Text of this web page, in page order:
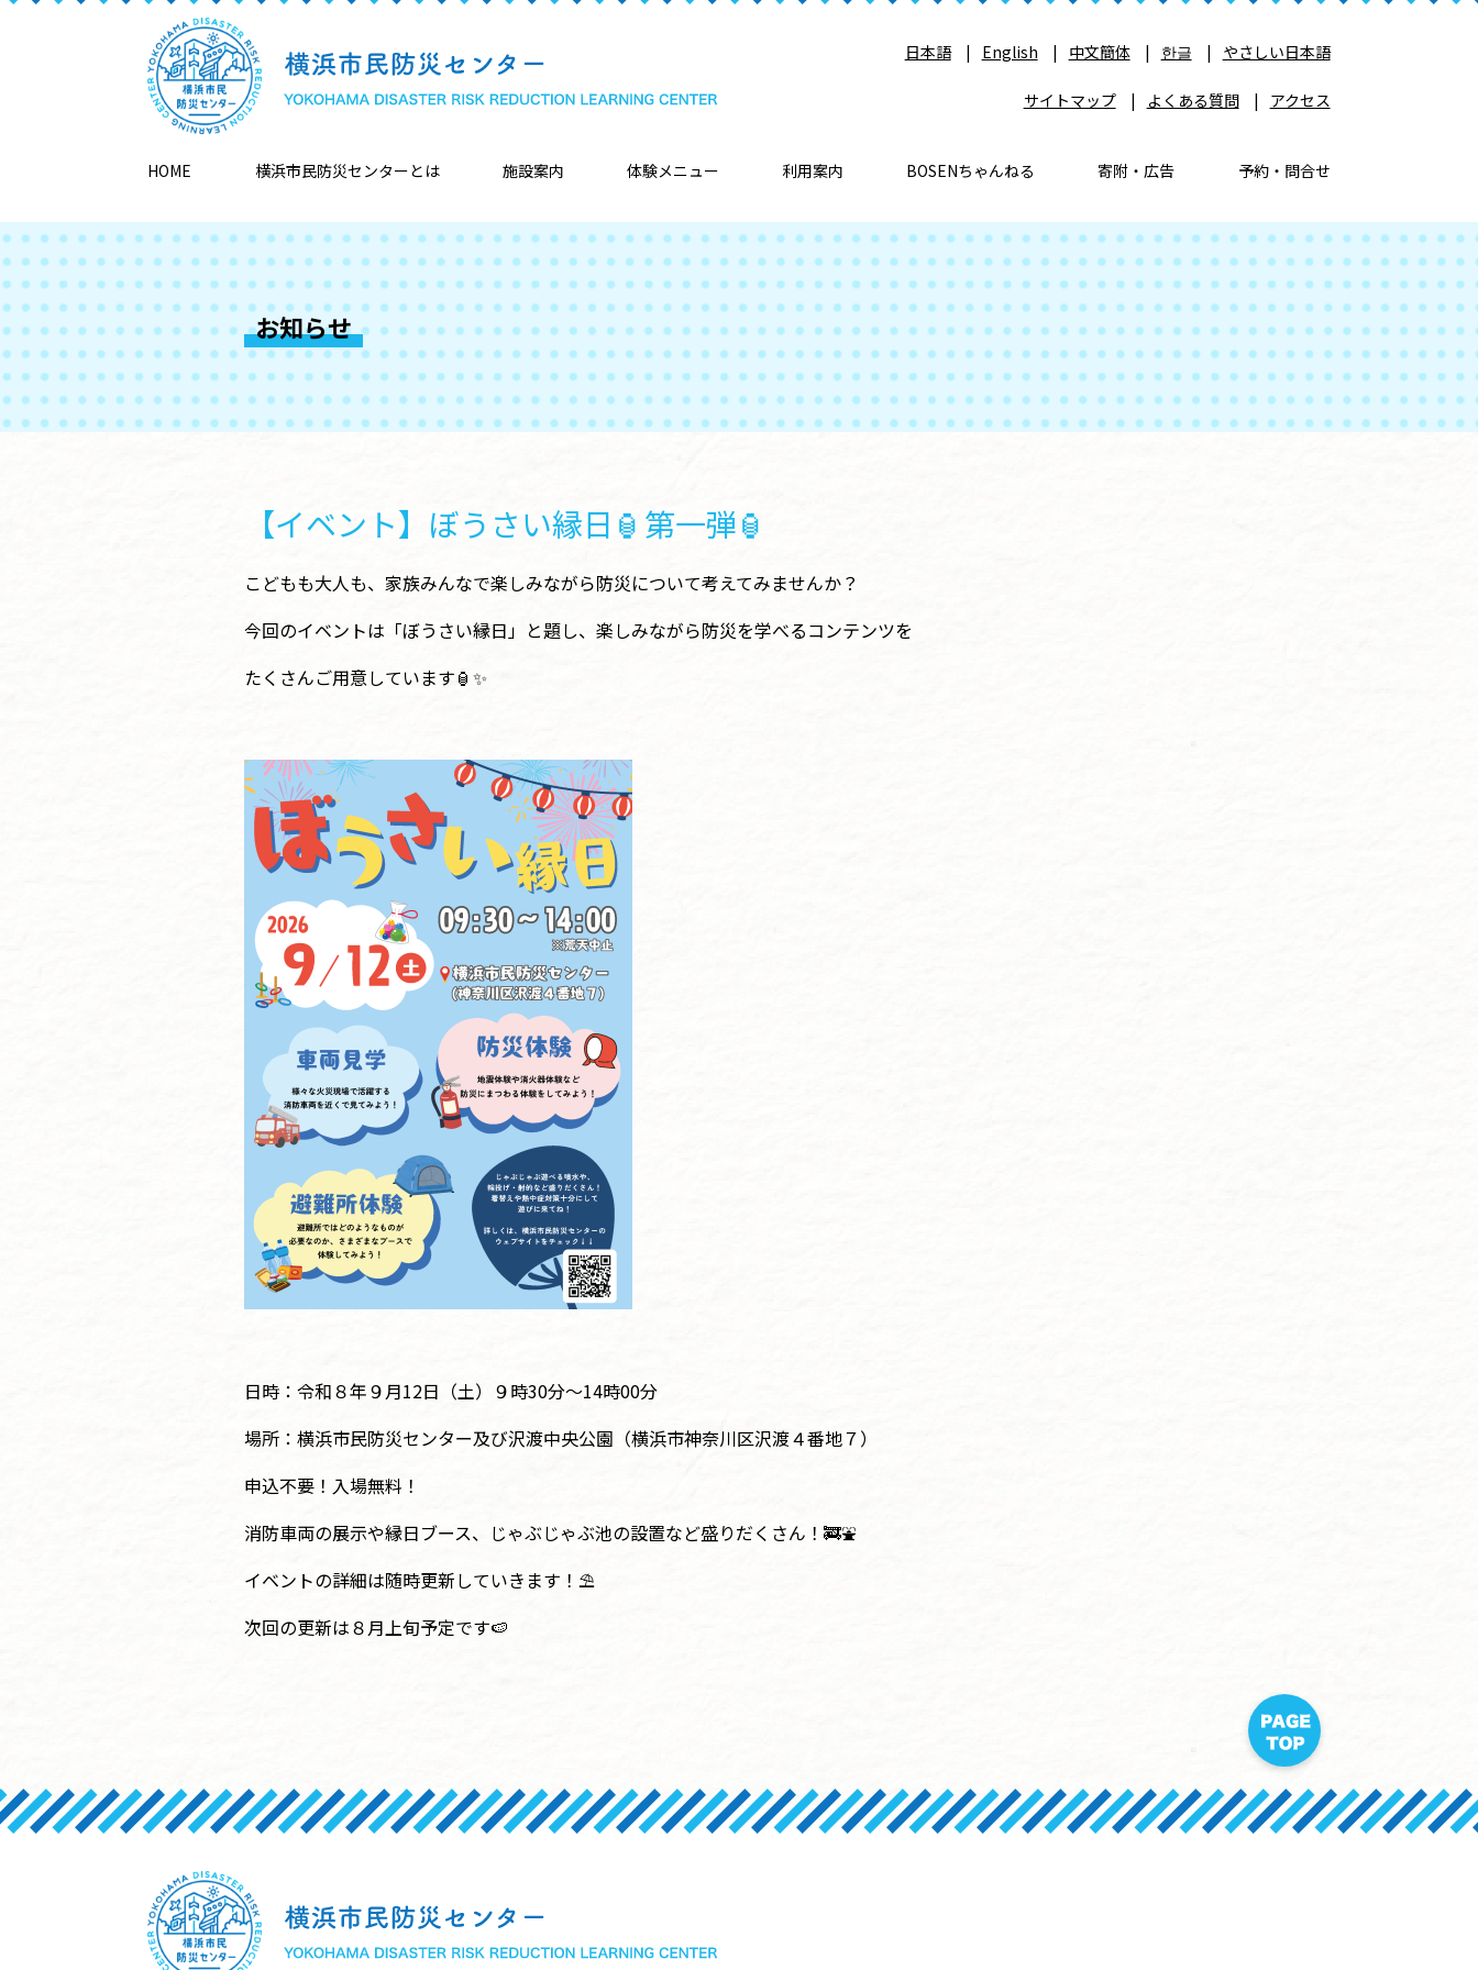
日本語 English 中文簡体 한글 やさしい日本語
サイトマップ よくある質問 アクセス
HOME 横浜市民防災センターとは 施設案内 体験メニュー 利用案内 BOSENちゃんねる 寄附・広告 予約・問合せ
お知らせ
【イベント】ぼうさい縁日🏮第一弾🏮
こどもも大人も、家族みんなで楽しみながら防災について考えてみませんか？
今回のイベントは「ぼうさい縁日」と題し、楽しみながら防災を学べるコンテンツを
たくさんご用意しています🏮✨
日時：令和８年９月12日（土）９時30分～14時00分
場所：横浜市民防災センター及び沢渡中央公園（横浜市神奈川区沢渡４番地７）
申込不要！入場無料！
消防車両の展示や縁日ブース、じゃぶじゃぶ池の設置など盛りだくさん！🚒⛲
イベントの詳細は随時更新していきます！⛱️
次回の更新は８月上旬予定です🍉